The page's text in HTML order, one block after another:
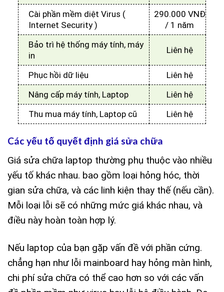
Cài phần mềm diệt Virus (
Internet Security )
290.000 VNĐ
/ 1 năm
Bảo trì hệ thống máy tính, máy
in
Liên hệ
Phục hồi dữ liệu
Liên hệ
Nâng cấp máy tính, Laptop
Liên hệ
Thu mua máy tính, Laptop cũ
Liên hệ
Các yếu tố quyết định giá sửa chữa
Giá sửa chữa laptop thường phụ thuộc vào nhiều
yếu tố khác nhau. bao gồm loại hỏng hóc, thời
gian sửa chữa, và các linh kiện thay thế (nếu cần).
Mỗi loại lỗi sẽ có những mức giá khác nhau, và
điều này hoàn toàn hợp lý.
Nếu laptop của bạn gặp vấn đề với phần cứng.
chẳng hạn như lỗi mainboard hay hỏng màn hình,
chi phí sửa chữa có thể cao hơn so với các vấn